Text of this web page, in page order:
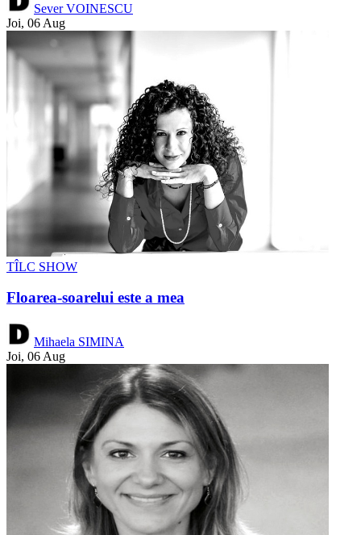
Sever VOINESCU
Joi, 06 Aug
TÎLC SHOW
Floarea-soarelui este a mea
Mihaela SIMINA
Joi, 06 Aug